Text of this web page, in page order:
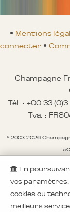
• Mentions
connecter •
Champagne
Tél. : +00 33 (0)3
Tva. :
© 2003-2026
A aucun
de
En
vos paramètres,
cookies ou
meilleurs